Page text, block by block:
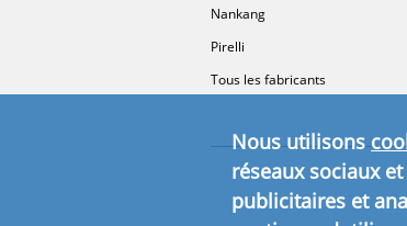
Nankang
Pirelli
Tous les fabricants
Nous utilisons
réseaux sociaux
publicitaires et